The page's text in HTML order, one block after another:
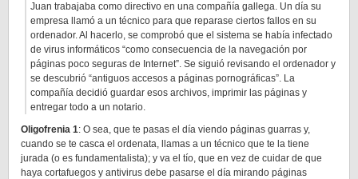
Juan trabajaba como directivo en una compañía gallega. Un día su
empresa llamó a un técnico para que reparase ciertos fallos en su
ordenador. Al hacerlo, se comprobó que el sistema se había infectado
de virus informáticos “como consecuencia de la navegación por
páginas poco seguras de Internet”. Se siguió revisando el ordenador y
se descubrió “antiguos accesos a páginas pornográficas”. La
compañía decidió guardar esos archivos, imprimir las páginas y
entregar todo a un notario.
Oligofrenia 1: O sea, que te pasas el día viendo páginas guarras y,
cuando se te casca el ordenata, llamas a un técnico que te la tiene
jurada (o es fundamentalista); y va el tío, que en vez de cuidar de que
haya cortafuegos y antivirus debe pasarse el día mirando páginas